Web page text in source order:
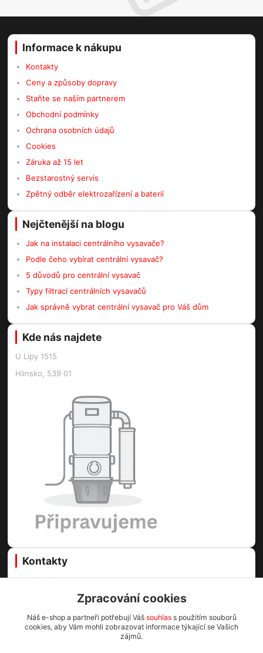
Informace k nákupu
Kontakty
Ceny a způsoby dopravy
Staňte se naším partnerem
Obchodní podmínky
Ochrana osobních údajů
Cookies
Záruka až 15 let
Bezstarostný servis
Zpětný odběr elektrozařízení a baterií
Nejčtenější na blogu
Jak na instalaci centrálního vysavače?
Podle čeho vybírat centrální vysavač?
5 důvodů pro centrální vysavač
Typy filtrací centrálních vysavačů
Jak správně vybrat centrální vysavač pro Váš dům
Kde nás najdete
U Lípy 1515
Hlinsko, 539 01
Kontakty
Centrální vysavače Online
Martin Voda
+420 773 996 089
(Po-Pá, 8-16.30 hod.)
Zpracování cookies
Náš e-shop a partneři potřebují Váš souhlass použitím souborů
cookies, aby Vám mohli zobrazovat informace týkající se Vašich
zájmů.